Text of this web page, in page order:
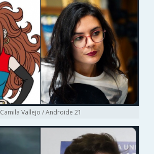
Camila Vallejo / Androide 21